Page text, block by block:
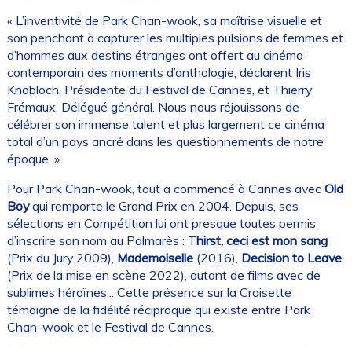
« L’inventivité de Park Chan-wook, sa maîtrise visuelle et
son penchant à capturer les multiples pulsions de femmes et
d’hommes aux destins étranges ont offert au cinéma
contemporain des moments d’anthologie, déclarent Iris
Knobloch, Présidente du Festival de Cannes, et Thierry
Frémaux, Délégué général. Nous nous réjouissons de
célébrer son immense talent et plus largement ce cinéma
total d’un pays ancré dans les questionnements de notre
époque. »
Pour Park Chan-wook, tout a commencé à Cannes avecOld
Boyqui remporte le Grand Prix en 2004. Depuis, ses
sélections en Compétition lui ont presque toutes permis
d’inscrire son nom au Palmarès : Thirst, ceci est mon sang
(Prix du Jury 2009), Mademoiselle (2016), Decision to Leave
(Prix de la mise en scène 2022), autant de films avec de
sublimes héroïnes... Cette présence sur la Croisette
témoigne de la fidélité réciproque qui existe entre Park
Chan-wook et le Festival de Cannes.